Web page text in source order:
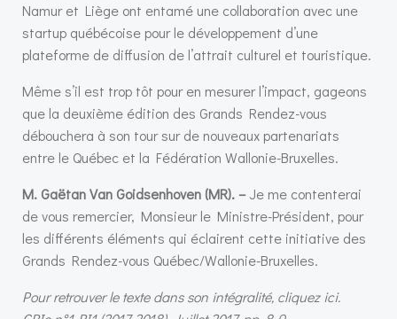
Namur et Liège ont entamé une collaboration avec une
startup québécoise pour le développement d’une
plateforme de diffusion de l’attrait culturel et touristique.
Même s’il est trop tôt pour en mesurer l’impact, gageons
que la deuxième édition des Grands Rendez-vous
débouchera à son tour sur de nouveaux partenariats
entre le Québec et la Fédération Wallonie-Bruxelles.
M. Gaëtan Van Goidsenhoven (MR). –Je me contenterai
de vous remercier, Monsieur le Ministre-Président, pour
les différents éléments qui éclairent cette initiative des
Grands Rendez-vous Québec/Wallonie-Bruxelles.
Pour retrouver le texte dans son intégralité, cliquez ici.